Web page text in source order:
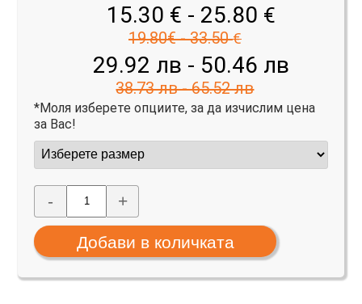
15.30 € - 25.80 €
19.80€ - 33.50 €
29.92 лв - 50.46 лв
38.73 лв - 65.52 лв
*Моля изберете опциите, за да изчислим цена
за Вас!
- +